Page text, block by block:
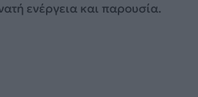
ενέργεια και παρουσία.